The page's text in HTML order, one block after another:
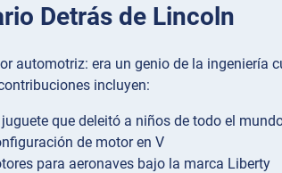
Detrás de Lincoln
automotriz: era un genio de la ingeniería
incluyen:
que deleitó a niños de todo el
de motor en V
para aeronaves bajo la marca Liberty